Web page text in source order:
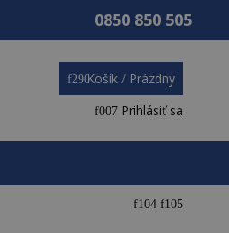
0850 850 505
Košík / Prázdny
Prihlásiť sa